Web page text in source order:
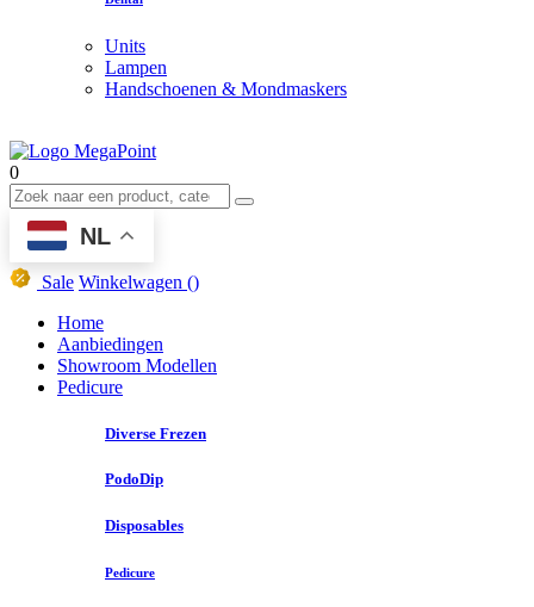
Units
Lampen
Handschoenen & Mondmaskers
0
NL
Sale Winkelwagen ()
Home
Aanbiedingen
Showroom Modellen
Pedicure
Diverse Frezen
PodoDip
Disposables
Pedicure